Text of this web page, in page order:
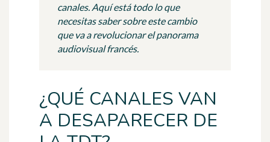
canales. Aquí está todo lo que
necesitas saber sobre este cambio
que va a revolucionar el panorama
audiovisual francés.
¿QUÉ CANALES VAN
A DESAPARECER DE